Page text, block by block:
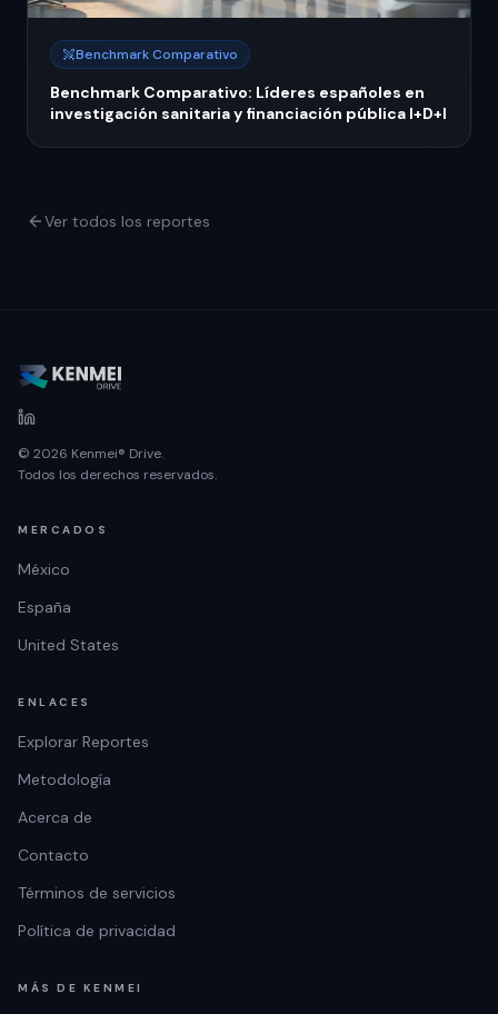
Benchmark Comparativo
Benchmark Comparativo: Líderes españoles en
investigación sanitaria y financiación pública I+D+I
Ver todos los reportes
© 2026 Kenmei® Drive.
Todos los derechos reservados.
MERCADOS
México
España
United States
ENLACES
Explorar Reportes
Metodología
Acerca de
Contacto
Términos de servicios
Política de privacidad
MÁS DE KENMEI